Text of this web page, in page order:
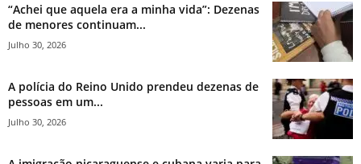
“Achei que aquela era a minha vida”: Dezenas
de menores continuam...
Julho 30, 2026
A polícia do Reino Unido prendeu dezenas de
pessoas em um...
Julho 30, 2026